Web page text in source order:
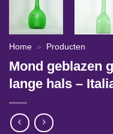
Home » Producten
Mond geblazen
lange hals –